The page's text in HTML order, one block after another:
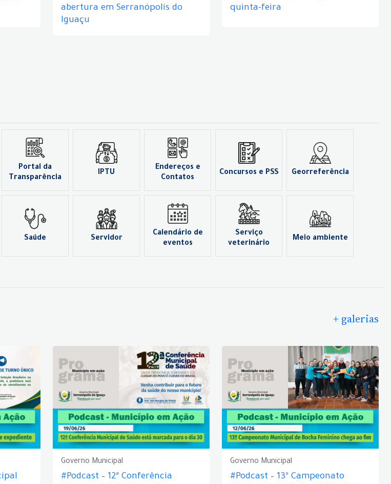
abertura em Serranópolis do
Iguaçu
quinta-feira
Portal da
Transparência
IPTU
Endereços e
Contatos
Concursos e PSS Georreferência
Saúde Servidor
Calendário de
eventos
Serviço
veterinário
Meio ambiente
+ galerias
Governo Municipal
#Podcast – 12ª Conferência
Governo Municipal
#Podcast – 13º Campeonato